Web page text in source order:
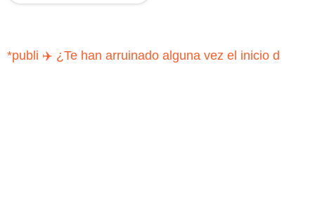
*publi ✈️ ¿Te han arruinado alguna vez el inicio d